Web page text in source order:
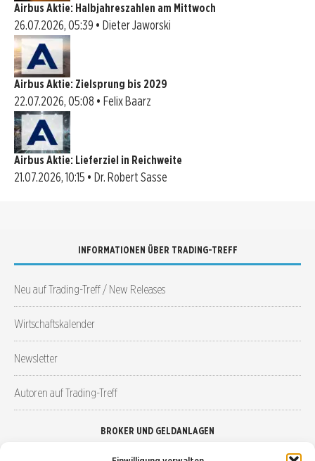
Airbus Aktie: Halbjahreszahlen am Mittwoch
26.07.2026, 05:39 • Dieter Jaworski
Airbus Aktie: Zielsprung bis 2029
22.07.2026, 05:08 • Felix Baarz
Airbus Aktie: Lieferziel in Reichweite
21.07.2026, 10:15 • Dr. Robert Sasse
INFORMATIONEN ÜBER TRADING-TREFF
Neu auf Trading-Treff / New Releases
Wirtschaftskalender
Newsletter
Autoren auf Trading-Treff
BROKER UND GELDANLAGEN